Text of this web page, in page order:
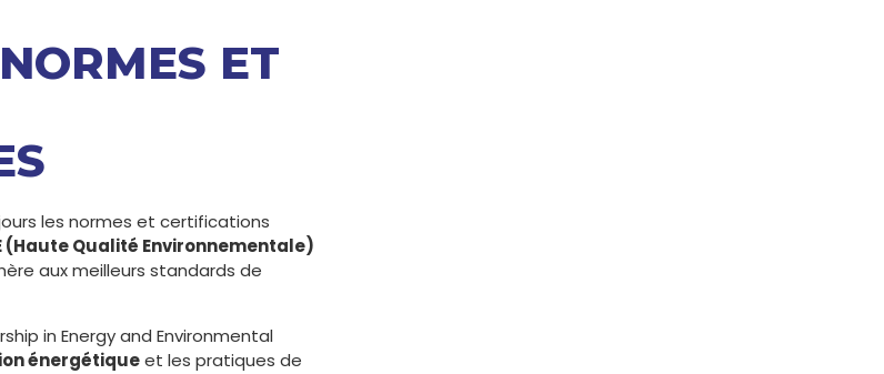
ET
les normes et certifications
(Haute Qualité Environnementale)
aux meilleurs standards de
in Energy and Environmental
énergétiqueet les pratiques de